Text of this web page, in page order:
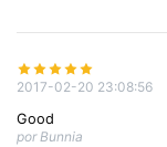
2017-02-20 23:08:56
Good
por Bunnia